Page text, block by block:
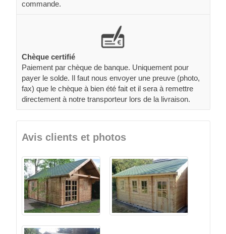
commande.
Chèque certifié
Paiement par chèque de banque. Uniquement pour
payer le solde. Il faut nous envoyer une preuve (photo,
fax) que le chèque à bien été fait et il sera à remettre
directement à notre transporteur lors de la livraison.
Avis clients et photos